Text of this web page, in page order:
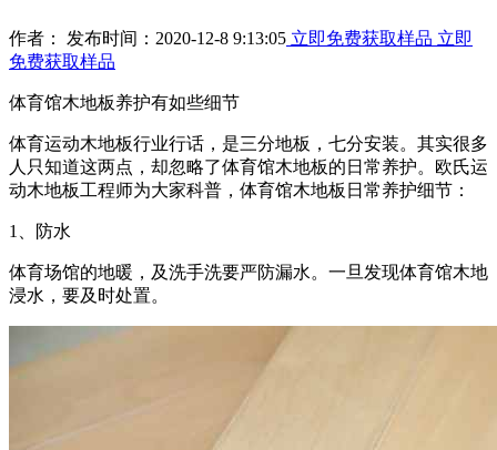
作者： 发布时间：2020-12-8 9:13:05 立即免费获取样品 立即
免费获取样品
体育馆木地板养护有如些细节
体育运动木地板行业行话，是三分地板，七分安装。其实很多
人只知道这两点，却忽略了体育馆木地板的日常养护。欧氏运
动木地板工程师为大家科普，体育馆木地板日常养护细节：
1、防水
体育场馆的地暖，及洗手洗要严防漏水。一旦发现体育馆木地
浸水，要及时处置。